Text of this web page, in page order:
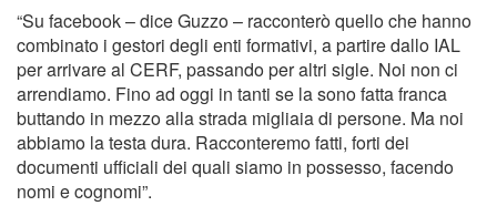
“Su facebook – dice Guzzo – racconterò quello che hanno
combinato i gestori degli enti formativi, a partire dallo IAL
per arrivare al CERF, passando per altri sigle. Noi non ci
arrendiamo. Fino ad oggi in tanti se la sono fatta franca
buttando in mezzo alla strada migliaia di persone. Ma noi
abbiamo la testa dura. Racconteremo fatti, forti dei
documenti ufficiali dei quali siamo in possesso, facendo
nomi e cognomi”.